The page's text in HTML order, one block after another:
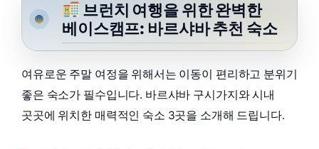
브런치 여행을 위한 완벽한
베이스캠프: 바르샤바 추천 숙소
여유로운 주말 여정을 위해서는 이동이 편리하고 분위기
좋은 숙소가 필수입니다. 바르샤바 구시가지와 시내
곳곳에 위치한 매력적인 숙소 3곳을 소개해 드립니다.